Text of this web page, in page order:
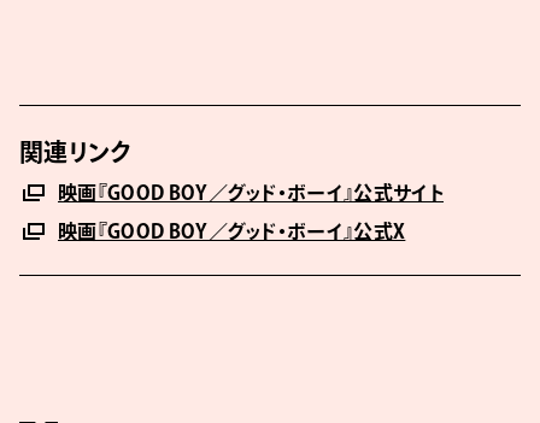
関連リンク
映画『GOOD BOY／グッド・ボーイ』公式サイト
映画『GOOD BOY／グッド・ボーイ』公式X